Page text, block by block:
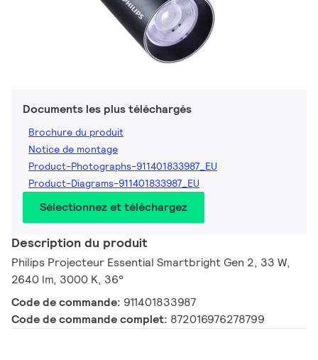
Documents les plus téléchargés
Brochure du produit
Notice de montage
Product-Photographs-911401833987_EU
Product-Diagrams-911401833987_EU
Sélectionnez et téléchargez
Description du produit
Philips Projecteur Essential Smartbright Gen 2, 33 W,
2640 lm, 3000 K, 36°
Code de commande: 911401833987
Code de commande complet: 872016976278799